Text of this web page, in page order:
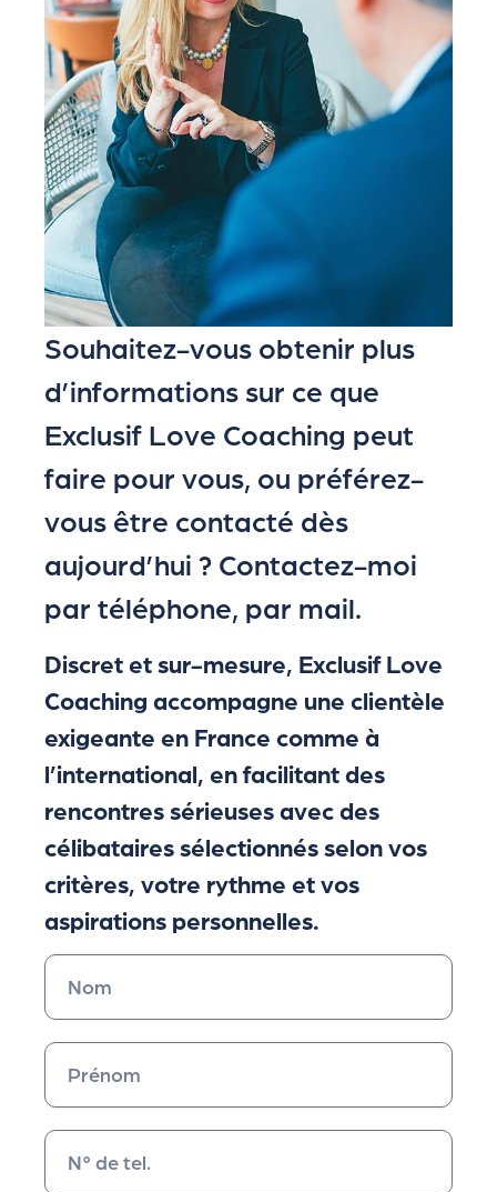
Souhaitez-vous obtenir plus
d’informations sur ce que
Exclusif Love Coaching peut
faire pour vous, ou préférez-
vous être contacté dès
aujourd’hui ? Contactez-moi
par téléphone, par mail.
Discret et sur-mesure, Exclusif Love
Coaching accompagne une clientèle
exigeante en France comme à
l’international, en facilitant des
rencontres sérieuses avec des
célibataires sélectionnés selon vos
critères, votre rythme et vos
aspirations personnelles.